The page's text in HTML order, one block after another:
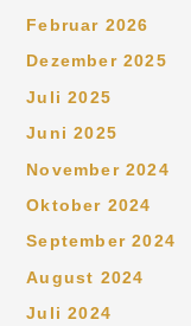
Februar 2026
Dezember 2025
Juli 2025
Juni 2025
November 2024
Oktober 2024
September 2024
August 2024
Juli 2024